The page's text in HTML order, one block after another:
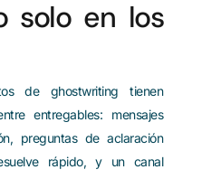
solo en los
de ghostwriting tienen
entregables: mensajes
preguntas de aclaración
rápido, y un canal